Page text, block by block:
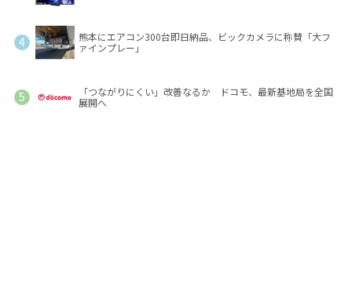
熊本にエアコン300台即日納品、ビックカメラに称賛「大フ
ァインプレー」
「つながりにくい」改善なるか ドコモ、最新基地局を全国
展開へ